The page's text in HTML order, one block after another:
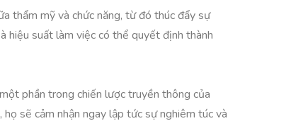
thẩm mỹ và chức năng, từ đó thúc đẩy sự
hiệu suất làm việc có thể quyết định thành
phần trong chiến lược truyền thông của
sẽ cảm nhận ngay lập tức sự nghiêm túc và